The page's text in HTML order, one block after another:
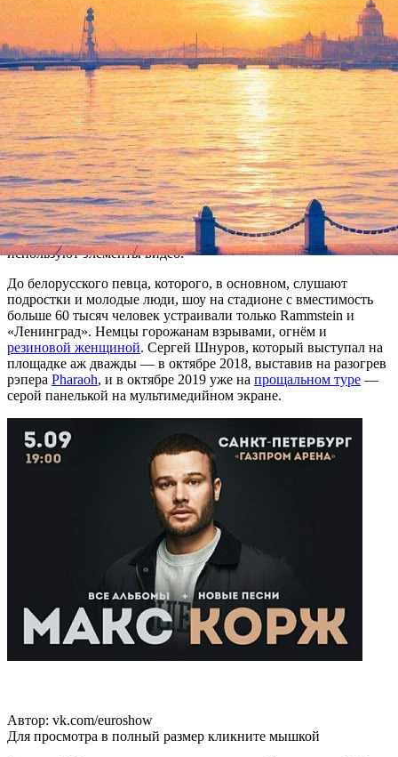
Стало известно, кто покорять стадион «Газпром Арена» после
выступлений Rammstein и «Ленинграда». На крупнейшей в
городе спортивной и концертной площадке 5 сентября 2020
года выступит рэпер Макс Корж
Продажи начались днём 28 ноября, и фанаты Коржа, по
сведениям организаторов концерта, выкупили уже больше
десяти тысяч билетов. Артист выйдет на сцену один:
запланирован сольник. Эффекта заполненности на сцене
добьются при помощи «спецэффектов, звука, постановки» и
используют элементы видео.
До белорусского певца, которого, в основном, слушают
подростки и молодые люди, шоу на стадионе с вместимость
больше 60 тысяч человек устраивали только Rammstein и
«Ленинград». Немцы горожанам взрывами, огнём и
резиновой женщиной. Сергей Шнуров, который выступал на
площадке аж дважды — в октябре 2018, выставив на разогрев
рэпера Pharaoh, и в октябре 2019 уже на прощальном туре —
серой панелькой на мультимедийном экране.
Автор: vk.com/euroshow
Для просмотра в полный размер кликните мышкой